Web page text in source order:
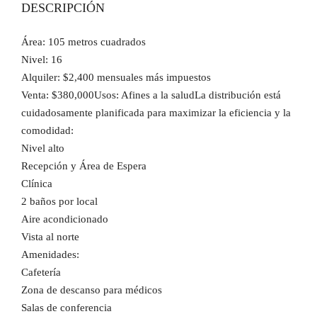
DESCRIPCIÓN
Área: 105 metros cuadrados
Nivel: 16
Alquiler: $2,400 mensuales más impuestos
Venta: $380,000Usos: Afines a la saludLa distribución está
cuidadosamente planificada para maximizar la eficiencia y la
comodidad:
Nivel alto
Recepción y Área de Espera
Clínica
2 baños por local
Aire acondicionado
Vista al norte
Amenidades:
Cafetería
Zona de descanso para médicos
Salas de conferencia